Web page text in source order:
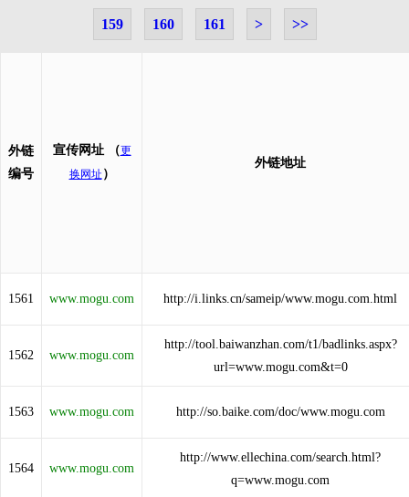
159 160 161 > >>
外链
编号
宣传网址 （更
换网址 ）
外链地址
1561 www.mogu.com http://i.links.cn/sameip/www.mogu.com.html
1562 www.mogu.com
http://tool.baiwanzhan.com/t1/badlinks.aspx?
url=www.mogu.com&t=0
1563 www.mogu.com http://so.baike.com/doc/www.mogu.com
1564 www.mogu.com
http://www.ellechina.com/search.html?
q=www.mogu.com